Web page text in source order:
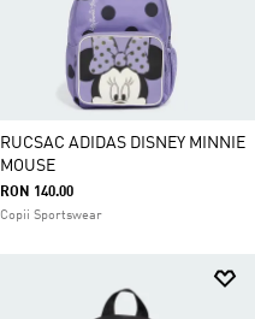
RUCSAC ADIDAS DISNEY MINNIE
MOUSE
RON 140.00
Copii Sportswear